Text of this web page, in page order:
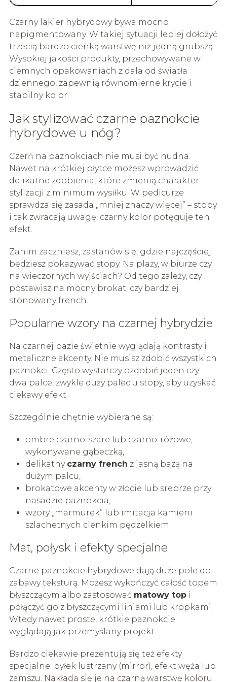
Czarny lakier hybrydowy bywa mocno
napigmentowany. W takiej sytuacji lepiej dołożyć
trzecią bardzo cienką warstwę niż jedną grubszą.
Wysokiej jakości produkty, przechowywane w
ciemnych opakowaniach z dala od światła
dziennego, zapewnią równomierne krycie i
stabilny kolor.
Jak stylizować czarne paznokcie
hybrydowe u nóg?
Czerń na paznokciach nie musi być nudna.
Nawet na krótkiej płytce możesz wprowadzić
delikatne zdobienia, które zmienią charakter
stylizacji z minimum wysiłku. W pedicurze
sprawdza się zasada „mniej znaczy więcej” – stopy
i tak zwracają uwagę, czarny kolor potęguje ten
efekt.
Zanim zaczniesz, zastanów się, gdzie najczęściej
będziesz pokazywać stopy. Na plaży, w biurze czy
na wieczornych wyjściach? Od tego zależy, czy
postawisz na mocny brokat, czy bardziej
stonowany french.
Popularne wzory na czarnej hybrydzie
Na czarnej bazie świetnie wyglądają kontrasty i
metaliczne akcenty. Nie musisz zdobić wszystkich
paznokci. Często wystarczy ozdobić jeden czy
dwa palce, zwykle duży palec u stopy, aby uzyskać
ciekawy efekt.
Szczególnie chętnie wybierane są:
ombre czarno-szare lub czarno-różowe,
wykonywane gąbeczką,
delikatny czarny french z jasną bazą na
dużym palcu,
brokatowe akcenty w złocie lub srebrze przy
nasadzie paznokcia,
wzory „marmurek” lub imitacja kamieni
szlachetnych cienkim pędzelkiem.
Mat, połysk i efekty specjalne
Czarne paznokcie hybrydowe dają duże pole do
zabawy teksturą. Możesz wykończyć całość topem
błyszczącym albo zastosować matowy topi
połączyć go z błyszczącymi liniami lub kropkami.
Wtedy nawet proste, krótkie paznokcie
wyglądają jak przemyślany projekt.
Bardzo ciekawie prezentują się też efekty
specjalne: pyłek lustrzany (mirror), efekt węża lub
zamszu. Nakłada się je na czarną warstwę koloru